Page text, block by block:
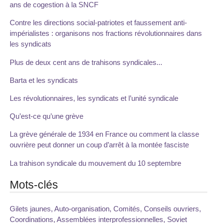
ans de cogestion à la SNCF
Contre les directions social-patriotes et faussement anti-
impérialistes : organisons nos fractions révolutionnaires dans
les syndicats
Plus de deux cent ans de trahisons syndicales...
Barta et les syndicats
Les révolutionnaires, les syndicats et l’unité syndicale
Qu’est-ce qu’une grève
La grève générale de 1934 en France ou comment la classe
ouvrière peut donner un coup d’arrêt à la montée fasciste
La trahison syndicale du mouvement du 10 septembre
Mots-clés
Gilets jaunes, Auto-organisation, Comités, Conseils ouvriers,
Coordinations, Assemblées interprofessionnelles, Soviet